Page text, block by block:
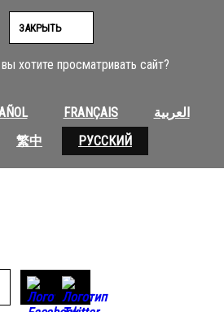
хотите просматривать сайт?
FRANÇAIS
العربية
繁中 РУССКИЙ
ЗАКРЫТЬ